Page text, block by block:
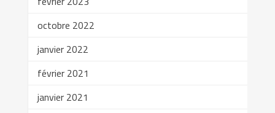
octobre 2022
janvier 2022
février 2021
janvier 2021